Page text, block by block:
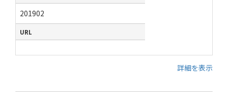
201902
URL
詳細を表示